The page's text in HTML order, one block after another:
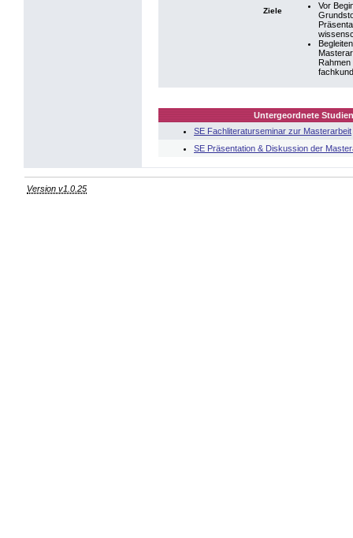
Ziele
Vor
Untergeordnete
SE Fachliteraturseminar zur Masterarbeit
SE Präsentation & Diskussion der
Version v1.0.25